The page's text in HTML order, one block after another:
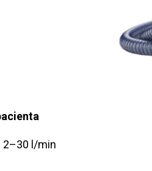
2–30 l/min